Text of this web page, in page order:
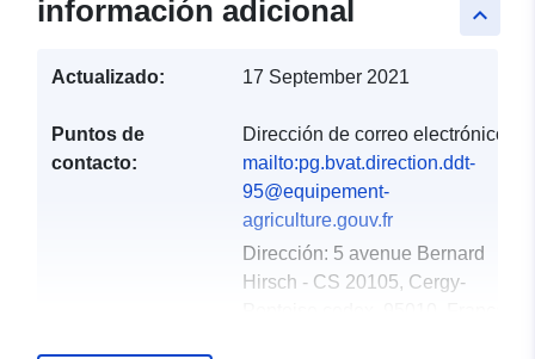
keyboard_arrow_up
información adicional
Actualizado: 17 September 2021
Puntos de
contacto:
Dirección de correo electrónico:
mailto:pg.bvat.direction.ddt-
95@equipement-
agriculture.gouv.fr
Dirección: 5 avenue Bernard
Hirsch - CS 20105, Cergy-